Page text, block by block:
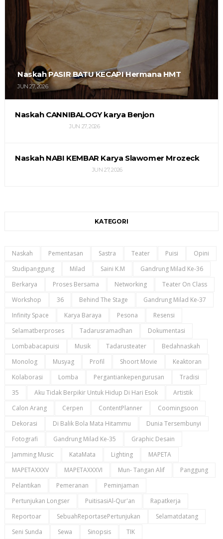
Naskah PASIR BATU KECAPI Hermana HMT
JUN 27, 2026
Naskah CANNIBALOGY karya Benjon
JUN 27, 2026
Naskah NABI KEMBAR Karya Slawomer Mrozeck
JUN 27, 2026
KATEGORI
Naskah Pementasan Sastra Teater Puisi
Opini
Studipanggung
Milad Saini K.m
Gandrung Milad Ke-36
Berkarya
Proses Bersama Networking
Teater On Class
Workshop
36 Behind The Stage
Gandrung Milad Ke-37
Infinity Space
Karya Baraya Pesona
Resensi
Selamatberproses
Tadarusramadhan
Dokumentasi
Lombabacapuisi
Musik Tadarusteater
Bedahnaskah
Monolog
Musyag Profil Shoort Movie
Keaktoran
Kolaborasi
Lomba Pergantiankepengurusan
Tradisi
35
Aku Tidak Berpikir Untuk Hidup Di Hari Esok
Artistik
Calon Arang
Cerpen ContentPlanner
Coomingsoon
Dekorasi
Di Balik Bola Mata Hitammu
Dunia Tersembunyi
Fotografi
Gandrung Milad Ke-35
Graphic Desain
Jamming Music
KataMata Lighting
MAPETA
MAPETAXXXV
MAPETAXXXVI Mun- Tangan Alif
Panggung
Pelantikan
Pemeranan
Peminjaman
Pertunjukan Longser
PuitisasiAl-Qur'an
Rapatkerja
Reportoar
SebuahReportasePertunjukan
Selamatdatang
Seni Sunda
Sewa Sinopsis
TIK